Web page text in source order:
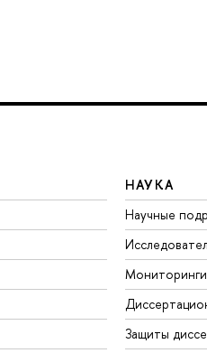
НАУКА
Научные
Мониторинги
Защиты